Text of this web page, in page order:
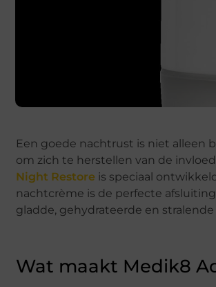
Een goede nachtrust is niet alleen
om zich te herstellen van de
Night Restore is speciaal
nachtcrème is de perfecte
gladde, gehydrateerde en stralende
Wat maakt Medik8